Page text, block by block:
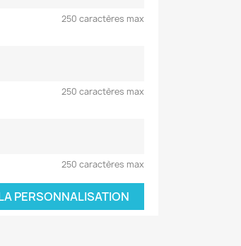
250 caractères max
250 caractères max
250 caractères max
PERSONNALISATION